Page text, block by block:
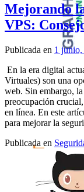
Mejorando
VPS:
Publicada en 1
En la era digital
Virtuales) son una
web. Sin embargo, la
preocupación crucial,
en línea. En este
para mejorar la
Publicada en